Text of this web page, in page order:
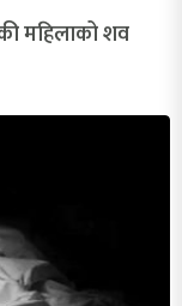
महिलाको शव